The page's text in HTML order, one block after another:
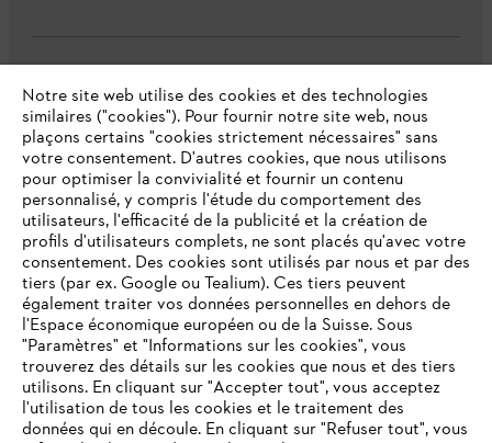
L'Entreprise
Questions fréquentes
Service
Politique de protection des données
VOTRE NAVIGATEUR INTERNET
N'EST PLUS PRIS EN CHARGE
Notre site web utilise des cookies et des technologies
similaires ("cookies"). Pour fournir notre site web, nous
plaçons certains "cookies strictement nécessaires" sans
votre consentement. D'autres cookies, que nous utilisons
pour optimiser la convivialité et fournir un contenu
personnalisé, y compris l'étude du comportement des
utilisateurs, l'efficacité de la publicité et la création de
profils d'utilisateurs complets, ne sont placés qu'avec votre
consentement. Des cookies sont utilisés par nous et par des
tiers (par ex. Google ou Tealium). Ces tiers peuvent
également traiter vos données personnelles en dehors de
l'Espace économique européen ou de la Suisse. Sous
"Paramètres" et "Informations sur les cookies", vous
trouverez des détails sur les cookies que nous et des tiers
utilisons. En cliquant sur "Accepter tout", vous acceptez
l'utilisation de tous les cookies et le traitement des
données qui en découle. En cliquant sur "Refuser tout", vous